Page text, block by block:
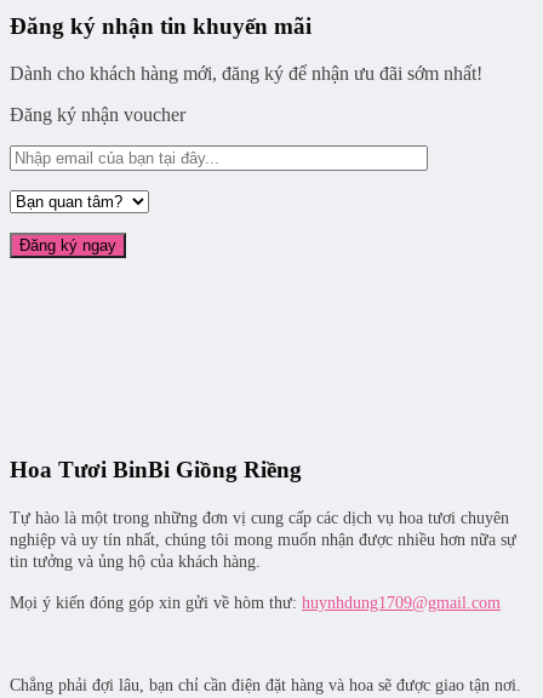
Đăng ký nhận tin khuyến mãi
Dành cho khách hàng mới, đăng ký để nhận ưu đãi sớm nhất!
Đăng ký nhận voucher
Hoa Tươi BinBi Giồng Riềng
Tự hào là một trong những đơn vị cung cấp các dịch vụ hoa tươi chuyên
nghiệp và uy tín nhất, chúng tôi mong muốn nhận được nhiều hơn nữa sự
tin tưởng và ủng hộ của khách hàng.
Mọi ý kiến đóng góp xin gửi về hòm thư: huynhdung1709@gmail.com
Chẳng phải đợi lâu, bạn chỉ cần điện đặt hàng và hoa sẽ được giao tận nơi.